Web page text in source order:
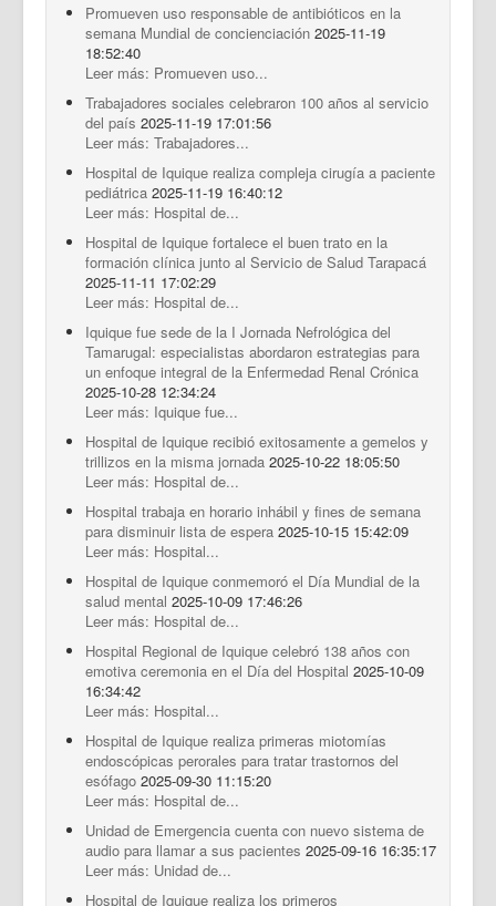
Promueven uso responsable de antibióticos en la
semana Mundial de concienciación 2025-11-19
18:52:40
Leer más: Promueven uso...
Trabajadores sociales celebraron 100 años al servicio
del país 2025-11-19 17:01:56
Leer más: Trabajadores...
Hospital de Iquique realiza compleja cirugía a paciente
pediátrica 2025-11-19 16:40:12
Leer más: Hospital de...
Hospital de Iquique fortalece el buen trato en la
formación clínica junto al Servicio de Salud Tarapacá
2025-11-11 17:02:29
Leer más: Hospital de...
Iquique fue sede de la I Jornada Nefrológica del
Tamarugal: especialistas abordaron estrategias para
un enfoque integral de la Enfermedad Renal Crónica
2025-10-28 12:34:24
Leer más: Iquique fue...
Hospital de Iquique recibió exitosamente a gemelos y
trillizos en la misma jornada 2025-10-22 18:05:50
Leer más: Hospital de...
Hospital trabaja en horario inhábil y fines de semana
para disminuir lista de espera 2025-10-15 15:42:09
Leer más: Hospital...
Hospital de Iquique conmemoró el Día Mundial de la
salud mental 2025-10-09 17:46:26
Leer más: Hospital de...
Hospital Regional de Iquique celebró 138 años con
emotiva ceremonia en el Día del Hospital 2025-10-09
16:34:42
Leer más: Hospital...
Hospital de Iquique realiza primeras miotomías
endoscópicas perorales para tratar trastornos del
esófago 2025-09-30 11:15:20
Leer más: Hospital de...
Unidad de Emergencia cuenta con nuevo sistema de
audio para llamar a sus pacientes 2025-09-16 16:35:17
Leer más: Unidad de...
Hospital de Iquique realiza los primeros